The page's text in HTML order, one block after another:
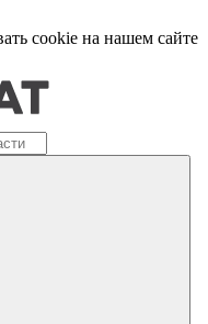
cookie на нашем сайте